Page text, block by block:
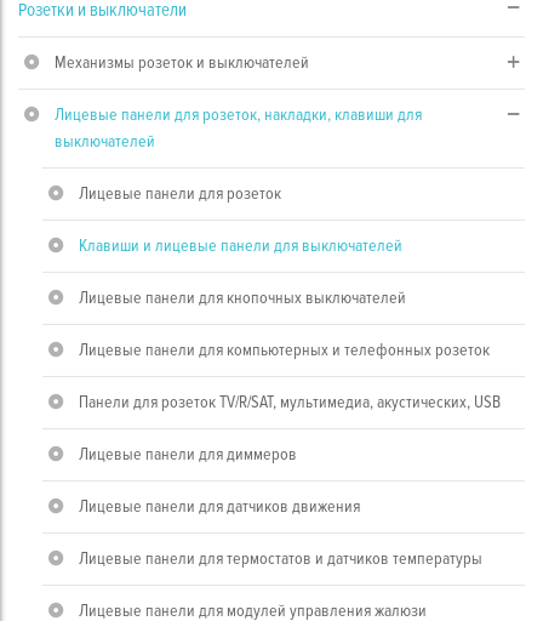
Розетки и выключатели
Механизмы розеток и выключателей
Лицевые панели для розеток, накладки, клавиши для
выключателей
Лицевые панели для розеток
Клавиши и лицевые панели для выключателей
Лицевые панели для кнопочных выключателей
Лицевые панели для компьютерных и телефонных розеток
Панели для розеток TV/R/SAT, мультимедиа, акустических, USB
Лицевые панели для диммеров
Лицевые панели для датчиков движения
Лицевые панели для термостатов и датчиков температуры
Лицевые панели для модулей управления жалюзи